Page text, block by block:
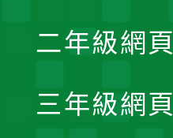
二年級網頁
三年級網頁